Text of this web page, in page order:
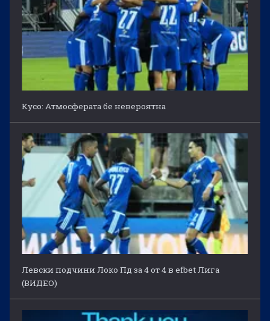
Кусо: Атмосферата бе невероятна
Левски подчини Локо Пд за 4 от 4 в efbet Лига
(ВИДЕО)